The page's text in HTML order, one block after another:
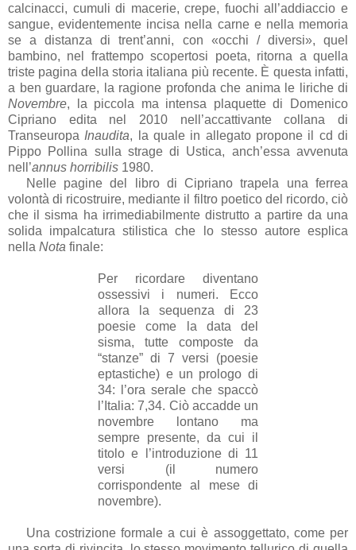
calcinacci, cumuli di macerie, crepe, fuochi all’addiaccio e
sangue, evidentemente incisa nella carne e nella memoria
se a distanza di trent’anni, con «occhi / diversi», quel
bambino, nel frattempo scopertosi poeta, ritorna a quella
triste pagina della storia italiana più recente. È questa infatti,
a ben guardare, la ragione profonda che anima le liriche di
Novembre, la piccola ma intensa plaquette di Domenico
Cipriano edita nel 2010 nell’accattivante collana di
Transeuropa Inaudita, la quale in allegato propone il cd di
Pippo Pollina sulla strage di Ustica, anch’essa avvenuta
nell’annus horribilis 1980.
Nelle pagine del libro di Cipriano trapela una ferrea
volontà di ricostruire, mediante il filtro poetico del ricordo, ciò
che il sisma ha irrimediabilmente distrutto a partire da una
solida impalcatura stilistica che lo stesso autore esplica
nella Nota finale:
Per ricordare diventano
ossessivi i numeri. Ecco
allora la sequenza di 23
poesie come la data del
sisma, tutte composte da
“stanze” di 7 versi (poesie
eptastiche) e un prologo di
34: l’ora serale che spaccò
l’Italia: 7,34. Ciò accadde un
novembre lontano ma
sempre presente, da cui il
titolo e l’introduzione di 11
versi (il numero
corrispondente al mese di
novembre).
Una costrizione formale a cui è assoggettato, come per